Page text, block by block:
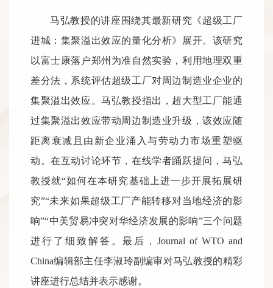
马弘教授的讲座围绕其最新研究《超级工厂
进城：集聚溢出效应的量化分析》展开。该研究
以富士康落户郑州为准自然实验，利用地理双重
差分法，系统评估超级工厂对周边制造业企业的
集聚溢出效应。马弘教授指出，超大型工厂能通
过集聚溢出效应带动周边制造业升级，该效应随
距离衰减且由新企业涌入与劳动力市场重塑驱
动。在互动讨论环节，在线学者踊跃提问，马弘
教授就“如何在本研究基础上进一步开展拓展研
究”“未来如果超级工厂产能转移对当地经济的影
响”“中美贸易冲突对华经济发展的影响”三个问题
进行了细致解答。最后，Journal of WTO and
China编辑部主任李淑玲副编审对马弘教授的精彩
讲座进行总结并表示感谢。